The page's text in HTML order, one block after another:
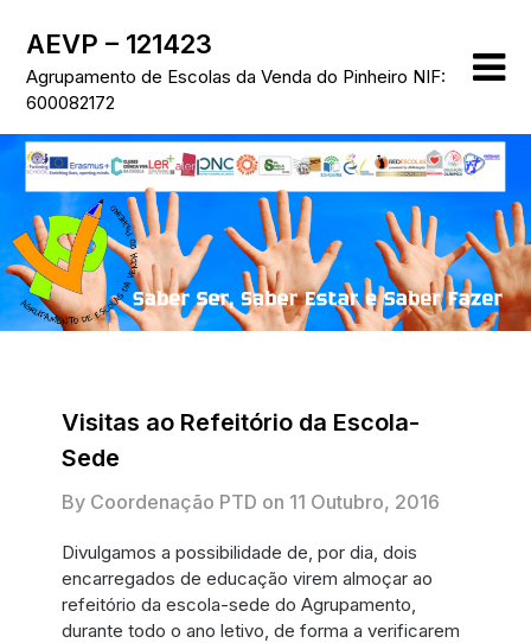
content
AEVP – 121423
Agrupamento de Escolas da Venda do Pinheiro NIF:
600082172
Visitas ao Refeitório da Escola-
Sede
By Coordenação PTD on 11 Outubro, 2016
Divulgamos a possibilidade de, por dia, dois
encarregados de educação virem almoçar ao
refeitório da escola-sede do Agrupamento,
durante todo o ano letivo, de forma a verificarem